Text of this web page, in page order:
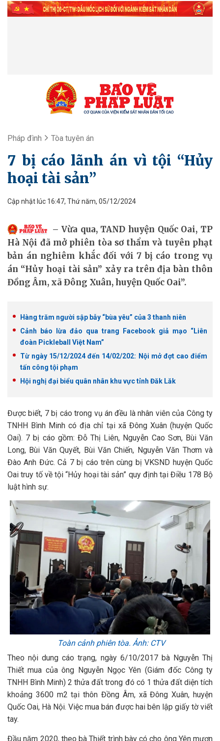
Pháp đình Tòa tuyên án
7 bị cáo lãnh án vì tội “Hủy
hoại tài sản”
Cập nhật lúc 16:47, Thứ năm, 05/12/2024
Vừa qua, TAND huyện Quốc Oai, TP
Hà Nội đã mở phiên tòa sơ thẩm và tuyên phạt
bản án nghiêm khắc đối với 7 bị cáo trong vụ
án “Hủy hoại tài sản” xảy ra trên địa bàn thôn
Đồng Âm, xã Đông Xuân, huyện Quốc Oai”.
Hàng trăm người sập bẫy “bùa yêu” của 3 thanh niên
Cảnh báo lừa đảo qua trang Facebook giả mạo “Liên
đoàn Pickleball Việt Nam”
Từ ngày 15/12/2024 đến 14/02/202: Nội mở đợt cao điểm
tấn công tội phạm
Hội nghị đại biểu quân nhân khu vực tỉnh Đăk Lăk
Được biết, 7 bị cáo trong vụ án đều là nhân viên của Công ty
TNHH Bình Minh có địa chỉ tại xã Đông Xuân (huyện Quốc
Oai). 7 bị cáo gồm: Đỗ Thị Liên, Nguyễn Cao Sơn, Bùi Văn
Long, Bùi Văn Quyết, Bùi Văn Chiến, Nguyễn Văn Thơm và
Đào Anh Đức. Cả 7 bị cáo trên cùng bị VKSND huyện Quốc
Oai truy tố về tội “Hủy hoại tài sản” quy định tại Điều 178 Bộ
luật hình sự.
Toàn cảnh phiên tòa. Ảnh: CTV
Theo nội dung cáo trạng, ngày 6/10/2017 bà Nguyễn Thị
Thiết mua của ông Nguyễn Ngọc Yên (Giám đốc Công ty
TNHH Bình Minh) 2 thửa đất trong đó có 1 thửa đất diện tích
khoảng 3600 m2 tại thôn Đồng Âm, xã Đông Xuân, huyện
Quốc Oai, Hà Nội. Việc mua bán được hai bên lập giấy tờ viết
tay.
Đầu năm 2020, theo bà Thiết trình bày có cho ông Yên mượn